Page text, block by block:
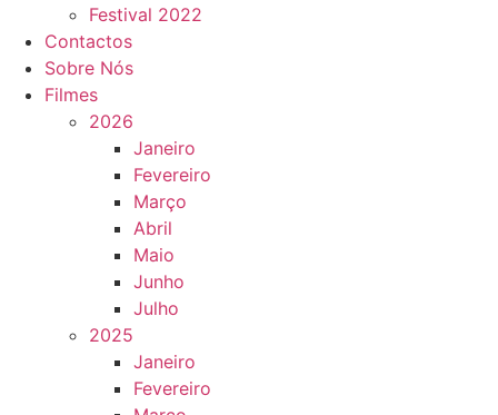
Festival 2022
Contactos
Sobre Nós
Filmes
2026
Janeiro
Fevereiro
Março
Abril
Maio
Junho
Julho
2025
Janeiro
Fevereiro